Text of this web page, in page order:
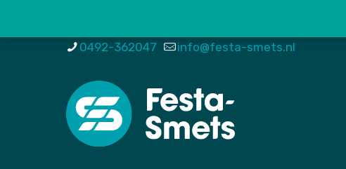
0492-362047 info@festa-smets.nl